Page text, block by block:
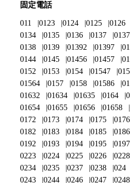
固定電話
011 0123 0124 0125 0126
0134
0135 0136 0137
0138
0139 01392 01397
0144
0145 01456 01457
0152
0153 0154 01547
01564
0157 0158 01586
01632
01634 01635 0164
01654
01655 01656 01658
0172
0173 0174 0175 0176
0182
0183 0184 0185 0186
0192
0193 0194 0195 0197
0223
0224 0225 0226 0228
0234
0235 0237 0238 024
0243
0244 0246 0247 0248